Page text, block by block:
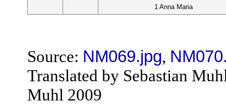
1 Anna Maria
Source: NM069.jpg,
Translated by Sebastian
Muhl 2009